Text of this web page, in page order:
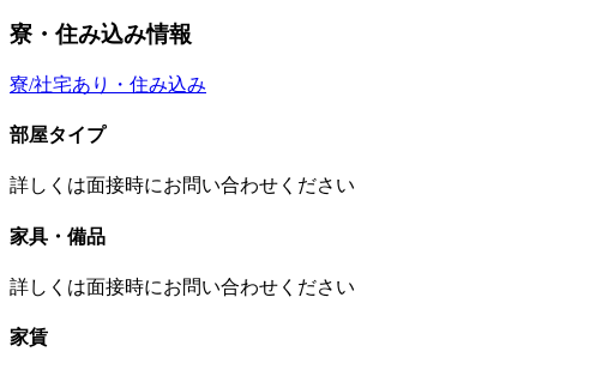
寮・住み込み情報
寮/社宅あり・住み込み
部屋タイプ
詳しくは面接時にお問い合わせください
家具・備品
詳しくは面接時にお問い合わせください
家賃